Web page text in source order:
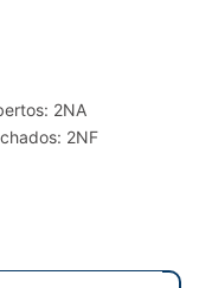
2NA
2NF